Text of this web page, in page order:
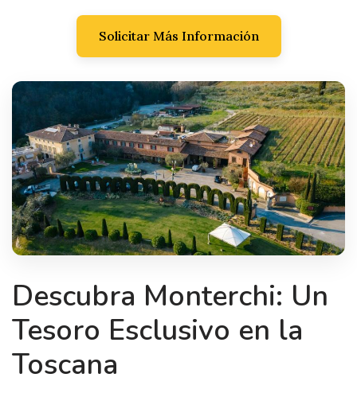
Solicitar Más Información
Descubra Monterchi: Un
Tesoro Esclusivo en la
Toscana